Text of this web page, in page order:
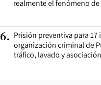
realmente el fenómeno de
6. Prisión preventiva para
organización criminal de
tráfico, lavado y